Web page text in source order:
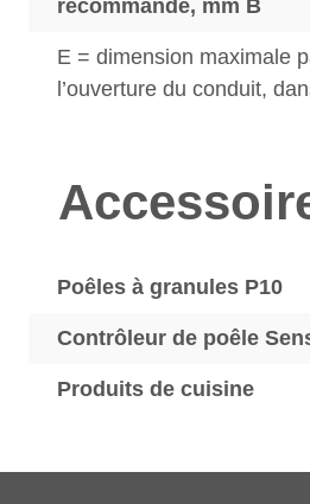
recommandé, mm B
E = dimension maximale
l’ouverture du conduit,
Poêles à granules P10
Contrôleur de poêle
Produits de cuisine